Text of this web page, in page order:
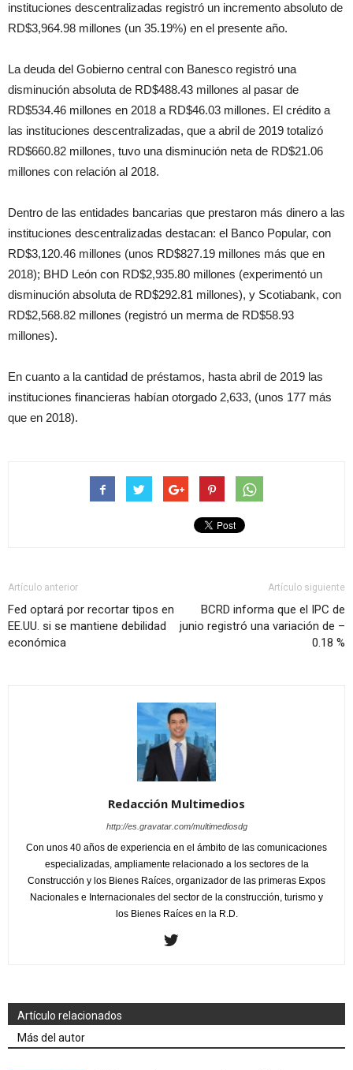
instituciones descentralizadas registró un incremento absoluto de
RD$3,964.98 millones (un 35.19%) en el presente año.
La deuda del Gobierno central con Banesco registró una
disminución absoluta de RD$488.43 millones al pasar de
RD$534.46 millones en 2018 a RD$46.03 millones. El crédito a
las instituciones descentralizadas, que a abril de 2019 totalizó
RD$660.82 millones, tuvo una disminución neta de RD$21.06
millones con relación al 2018.
Dentro de las entidades bancarias que prestaron más dinero a las
instituciones descentralizadas destacan: el Banco Popular, con
RD$3,120.46 millones (unos RD$827.19 millones más que en
2018); BHD León con RD$2,935.80 millones (experimentó un
disminución absoluta de RD$292.81 millones), y Scotiabank, con
RD$2,568.82 millones (registró un merma de RD$58.93
millones).
En cuanto a la cantidad de préstamos, hasta abril de 2019 las
instituciones financieras habían otorgado 2,633, (unos 177 más
que en 2018).
Artículo anterior
Fed optará por recortar tipos en
EE.UU. si se mantiene debilidad
económica
Artículo siguiente
BCRD informa que el IPC de
junio registró una variación de –
0.18 %
Redacción Multimedios
http://es.gravatar.com/multimediosdg
Con unos 40 años de experiencia en el ámbito de las comunicaciones
especializadas, ampliamente relacionado a los sectores de la
Construcción y los Bienes Raíces, organizador de las primeras Expos
Nacionales e Internacionales del sector de la construcción, turismo y
los Bienes Raíces en la R.D.
Artículo relacionados
Más del autor